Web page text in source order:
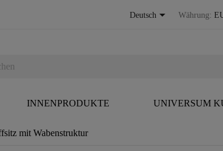
Deutsch Währung:
INNENPRODUKTE UNIVERSUM
mit Wabenstruktur